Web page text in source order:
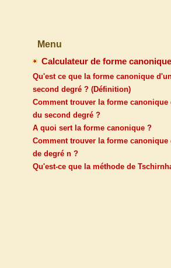
Menu
Calculateur de forme canonique
Qu'est ce que la forme canonique
second degré ? (Définition)
Comment trouver la forme
du second degré ?
A quoi sert la forme canonique ?
Comment trouver la forme
de degré n ?
Qu'est-ce que la méthode de